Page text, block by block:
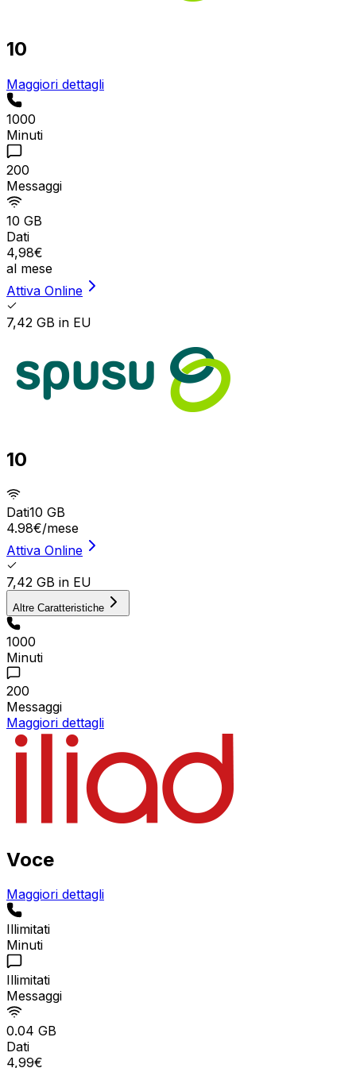
10
Maggiori dettagli
1000
Minuti
200
Messaggi
10 GB
Dati
4,98€
al mese
Attiva Online
7,42 GB in EU
10
Dati10 GB
4.98€/mese
Attiva Online
7,42 GB in EU
Altre Caratteristiche
1000
Minuti
200
Messaggi
Maggiori dettagli
Voce
Maggiori dettagli
Illimitati
Minuti
Illimitati
Messaggi
0.04 GB
Dati
4,99€